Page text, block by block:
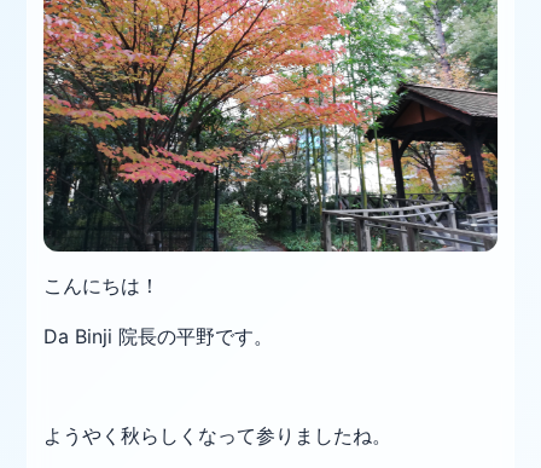
こんにちは！
Da Binji 院長の平野です。
ようやく秋らしくなって参りましたね。